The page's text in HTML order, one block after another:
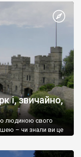
і, звичайно,
людиною свого
– чи знали ви це